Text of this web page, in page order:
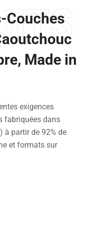
Couches
Made in
exigences
fabriquées dans
à partir de 92% de
et formats sur